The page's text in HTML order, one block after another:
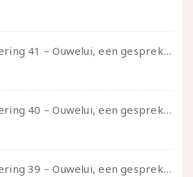
Ongehoord – Aflevering 41 – Ouwelui, een gesprek met Marcelle over polyamorie op latere leeftijd, (mantel)zorg voor je partners en seksueel plezier.
Ongehoord – Aflevering 40 – Ouwelui, een gesprek met Sadie Lune over vormende relaties en de geschiedenis van de queer pornobeweging
Ongehoord – Aflevering 39 – Ouwelui, een gesprek met Pepijn en Ivo over hun regenbooggezin, eigenzinnig ouder worden en Cruise Control